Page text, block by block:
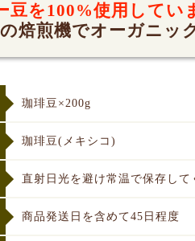
を100%使用してい
焙煎機でオーガニッ
珈琲豆×200g
珈琲豆(メキシコ)
直射日光を避け常温で保存して
商品発送日を含めて45日程度